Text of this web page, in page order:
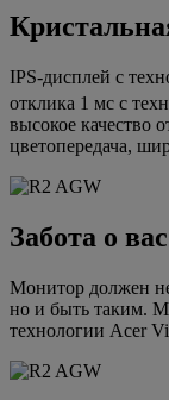
IPS-дисплей с
отклика 1 мс с
высокое качество
цветопередача,
Забота о вас
Монитор должен
но и быть таким.
технологии Acer